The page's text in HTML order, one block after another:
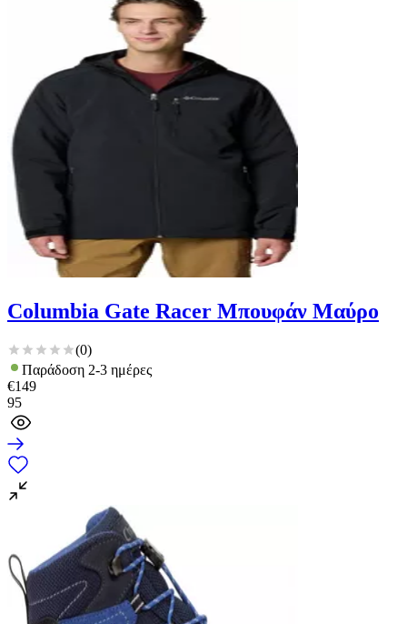
Columbia Gate Racer Μπουφάν Μαύρο
(0)
Παράδοση 2-3 ημέρες
€149
95